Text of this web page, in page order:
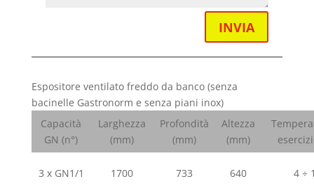
INVIA
Espositore ventilato freddo da banco (senza
bacinelle Gastronorm e senza piani inox)
Capacità
GN (n°)
Larghezza
(mm)
Profondità
(mm)
Altezza
(mm)
3 x GN1/1 1700 733 640 4 ÷